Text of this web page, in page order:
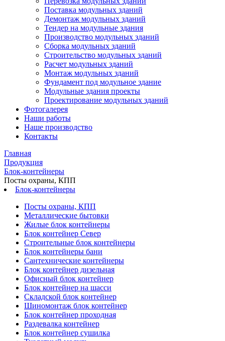
Поставка модульных зданий
Демонтаж модульных зданий
Тендер на модульные здания
Производство модульных зданий
Сборка модульных зданий
Строительство модульных зданий
Расчет модульных зданий
Монтаж модульных зданий
Фундамент под модульное здание
Модульные здания проекты
Проектирование модульных зданий
Фотогалерея
Наши работы
Наше производство
Контакты
Главная
Продукция
Блок-контейнеры
Посты охраны, КПП
Блок-контейнеры
Посты охраны, КПП
Металлические бытовки
Жилые блок контейнеры
Блок контейнер Север
Строительные блок контейнеры
Блок контейнеры бани
Сантехнические контейнеры
Блок контейнер дизельная
Офисный блок контейнер
Блок контейнер на шасси
Складской блок контейнер
Шиномонтаж блок контейнер
Блок контейнер проходная
Раздевалка контейнер
Блок контейнер сушилка